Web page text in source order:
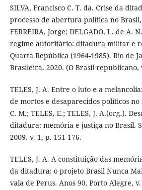
SILVA, Francisco C. T. da. Crise da
processo de abertura política no Brasil,
FERREIRA, Jorge; DELGADO, L. de A.
regime autoritário: ditadura militar e
Quarta República (1964-1985). Rio de
Brasileira, 2020. (O Brasil republicano,
TELES, J. A. Entre o luto e a
de mortos e desaparecidos políticos no
C. M.; TELES, E.; TELES, J. A.(org.).
ditadura: memória e justiça no Brasil.
2009. v. 1, p. 151-176.
TELES, J. A. A constituição das
da ditadura: o projeto Brasil Nunca
vala de Perus. Anos 90, Porto Alegre,